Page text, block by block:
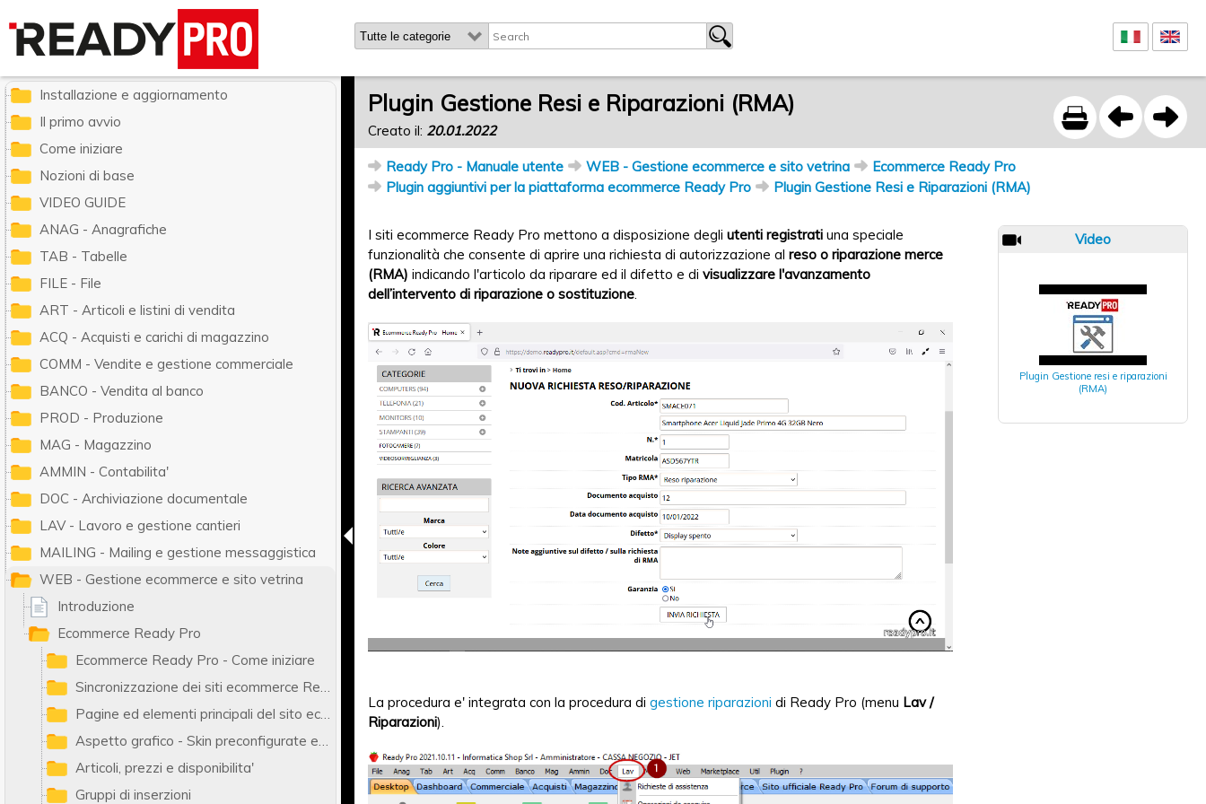
Plugin Gestione Resi e Riparazioni (RMA)
Creato il: 20.01.2022
Ready Pro - Manuale utente WEB - Gestione ecommerce e sito vetrina
Ecommerce Ready Pro
Plugin aggiuntivi per la piattaforma ecommerce Ready Pro
Plugin Gestione Resi e Riparazioni (RMA)
I siti ecommerce Ready Pro mettono a disposizione degli utenti registrati una speciale
funzionalità che consente di aprire una richiesta di autorizzazione al reso o riparazione merce
(RMA) indicando l'articolo da riparare ed il difetto e di visualizzare l'avanzamento
dell’intervento di riparazione o sostituzione.
La procedura e' integrata con la procedura di gestione riparazioni di Ready Pro (menu Lav /
Riparazioni).
Video
Plugin Gestione resi e riparazioni
(RMA)
Ready Pro - Manuale utente
Installazione e aggiornamento
Il primo avvio
Come iniziare
Nozioni di base
VIDEO GUIDE
ANAG - Anagrafiche
TAB - Tabelle
FILE - File
ART - Articoli e listini di vendita
ACQ - Acquisti e carichi di magazzino
COMM - Vendite e gestione commerciale
BANCO - Vendita al banco
PROD - Produzione
MAG - Magazzino
AMMIN - Contabilita'
DOC - Archiviazione documentale
LAV - Lavoro e gestione cantieri
MAILING - Mailing e gestione messaggistica
WEB - Gestione ecommerce e sito vetrina
Introduzione
Ecommerce Ready Pro
Ecommerce Ready Pro - Come iniziare
Sincronizzazione dei siti ecommerce Ready Pro
Pagine ed elementi principali del sito ecommerce
Aspetto grafico - Skin preconfigurate e personalizzazione dei CSS
Articoli, prezzi e disponibilita'
Gruppi di inserzioni